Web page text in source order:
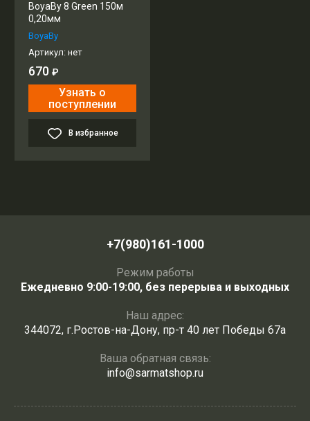
BoyaBy 8 Green 150м
0,20мм
BoyaBy
Артикул: нет
670 ₽
Узнать о
поступлении
В избранное
+7(980)161-1000
Режим работы
Ежедневно 9:00-19:00, без перерыва и выходных
Наш адрес:
344072, г.Ростов-на-Дону, пр-т 40 лет Победы 67а
Ваша обратная связь:
info@sarmatshop.ru